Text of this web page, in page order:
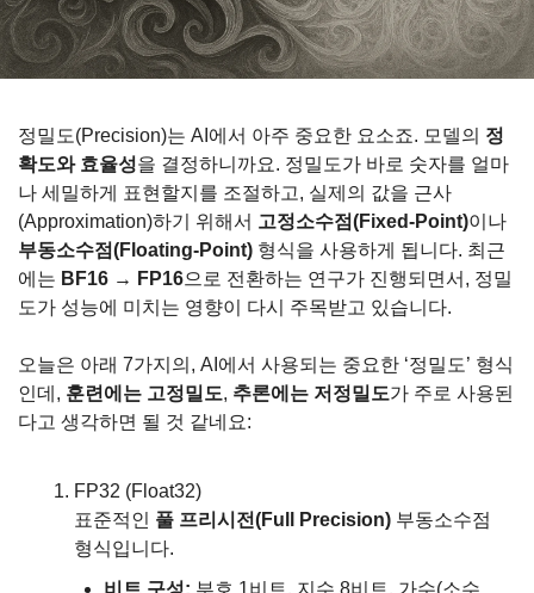
정밀도(Precision)는 AI에서 아주 중요한 요소죠. 모델의 정
확도와 효율성을 결정하니까요. 정밀도가 바로 숫자를 얼마
나 세밀하게 표현할지를 조절하고, 실제의 값을 근사
(Approximation)하기 위해서 고정소수점(Fixed-Point)
부동소수점(Floating-Point) 형식을 사용하게 됩니다. 최근
에는 BF16 → FP16으로 전환하는 연구가 진행되면서, 정밀
도가 성능에 미치는 영향이 다시 주목받고 있습니다.
오늘은 아래 7가지의, AI에서 사용되는 중요한 ‘정밀도’ 형식
인데, 훈련에는 고정밀도, 추론에는 저정밀도가 주로 사용된
다고 생각하면 될 것 같네요:
FP32 (Float32)
표준적인 풀 프리시전(Full Precision) 부동소수점
형식입니다.
비트 구성: 부호 1비트, 지수 8비트, 가수(소수